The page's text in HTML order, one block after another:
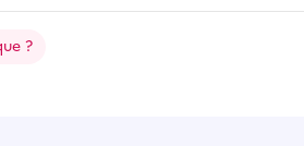
?